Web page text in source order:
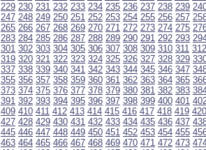
229 230 231 232 233 234 235 236 237 238 239
247 248 249 250 251 252 253 254 255 256 257
265 266 267 268 269 270 271 272 273 274 275
283 284 285 286 287 288 289 290 291 292 293
301 302 303 304 305 306 307 308 309 310 311 312
319 320 321 322 323 324 325 326 327 328 329
337 338 339 340 341 342 343 344 345 346 347
355 356 357 358 359 360 361 362 363 364 365
373 374 375 376 377 378 379 380 381 382 383
391 392 393 394 395 396 397 398 399 400 401
409 410 411 412 413 414 415 416 417 418 419 420
427 428 429 430 431 432 433 434 435 436 437
445 446 447 448 449 450 451 452 453 454 455
463 464 465 466 467 468 469 470 471 472 473